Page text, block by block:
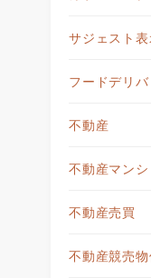
サジェスト
フードデリ
不動産
不動産マン
不動産売買
不動産競売